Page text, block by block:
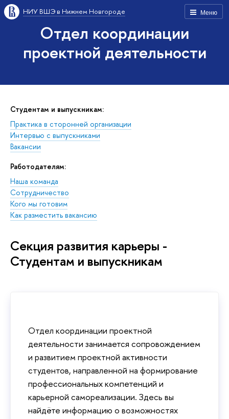
Меню
НИУ ВШЭ в Нижнем Новгороде
Отдел координации
проектной деятельности
Студентам и выпускникам:
Практика в сторонней организации
Интервью с выпускниками
Вакансии
Работодателям:
Наша команда
Сотрудничество
Кого мы готовим
Как разместить вакансию
Секция развития карьеры -
Студентам и выпускникам
Отдел координации проектной
деятельности занимается сопровождением
и развитием проектной активности
студентов, направленной на формирование
профессиональных компетенций и
карьерной самореализации. Здесь вы
найдёте информацию о возможностях